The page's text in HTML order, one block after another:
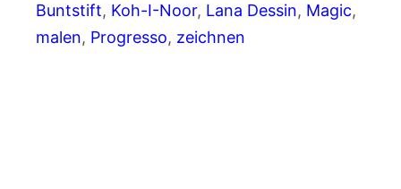
Buntstift, Koh-I-Noor, Lana Dessin, Magic
malen, Progresso, zeichnen